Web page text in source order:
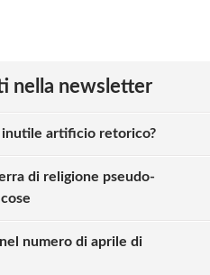
nella newsletter
inutile artificio retorico?
di religione pseudo-
numero di aprile di